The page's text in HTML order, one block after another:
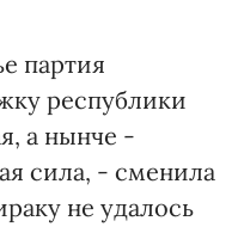
партия
республики
а нынче -
сила, - сменила
не удалось